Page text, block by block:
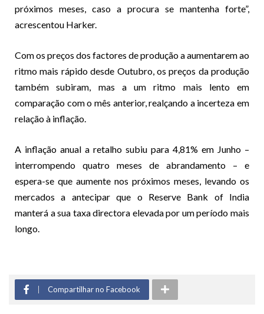
próximos meses, caso a procura se mantenha forte”,
acrescentou Harker.
Com os preços dos factores de produção a aumentarem ao
ritmo mais rápido desde Outubro, os preços da produção
também subiram, mas a um ritmo mais lento em
comparação com o mês anterior, realçando a incerteza em
relação à inflação.
A inflação anual a retalho subiu para 4,81% em Junho –
interrompendo quatro meses de abrandamento – e
espera-se que aumente nos próximos meses, levando os
mercados a antecipar que o Reserve Bank of India
manterá a sua taxa directora elevada por um período mais
longo.
Compartilhar no Facebook